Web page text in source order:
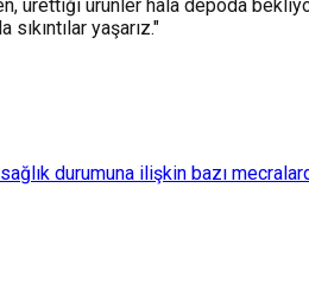
ürettiği ürünler hala depoda
yaşarız."
durumuna ilişkin bazı